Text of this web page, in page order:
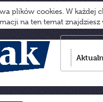
plików cookies. W każdej
na ten temat znajdziesz